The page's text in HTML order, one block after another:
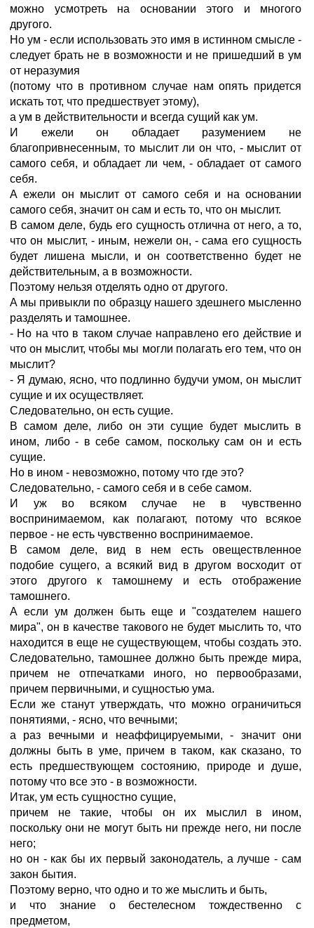
можно усмотреть на основании этого и многого
другого.
Но ум - если использовать это имя в истинном смысле -
следует брать не в возможности и не пришедший в ум
от неразумия
(потому что в противном случае нам опять придется
искать тот, что предшествует этому),
а ум в действительности и всегда сущий как ум.
И ежели он обладает разумением не
благопривнесенным, то мыслит ли он что, - мыслит от
самого себя, и обладает ли чем, - обладает от самого
себя.
А ежели он мыслит от самого себя и на основании
самого себя, значит он сам и есть то, что он мыслит.
В самом деле, будь его сущность отлична от него, а то,
что он мыслит, - иным, нежели он, - сама его сущность
будет лишена мысли, и он соответственно будет не
действительным, а в возможности.
Поэтому нельзя отделять одно от другого.
А мы привыкли по образцу нашего здешнего мысленно
разделять и тамошнее.
- Но на что в таком случае направлено его действие и
что он мыслит, чтобы мы могли полагать его тем, что он
мыслит?
- Я думаю, ясно, что подлинно будучи умом, он мыслит
сущие и их осуществляет.
Следовательно, он есть сущие.
В самом деле, либо он эти сущие будет мыслить в
ином, либо - в себе самом, поскольку сам он и есть
сущие.
Но в ином - невозможно, потому что где это?
Следовательно, - самого себя и в себе самом.
И уж во всяком случае не в чувственно
воспринимаемом, как полагают, потому что всякое
первое - не есть чувственно воспринимаемое.
В самом деле, вид в нем есть овеществленное
подобие сущего, а всякий вид в другом восходит от
этого другого к тамошнему и есть отображение
тамошнего.
А если ум должен быть еще и "создателем нашего
мира", он в качестве такового не будет мыслить то, что
находится в еще не существующем, чтобы создать это.
Следовательно, тамошнее должно быть прежде мира,
причем не отпечатками иного, но первообразами,
причем первичными, и сущностью ума.
Если же станут утверждать, что можно ограничиться
понятиями, - ясно, что вечными;
а раз вечными и неаффицируемыми, - значит они
должны быть в уме, причем в таком, как сказано, то
есть предшествующем состоянию, природе и душе,
потому что все это - в возможности.
Итак, ум есть сущностно сущие,
причем не такие, чтобы он их мыслил в ином,
поскольку они не могут быть ни прежде него, ни после
него;
но он - как бы их первый законодатель, а лучше - сам
закон бытия.
Поэтому верно, что одно и то же мыслить и быть,
и что знание о бестелесном тождественно с
предметом,